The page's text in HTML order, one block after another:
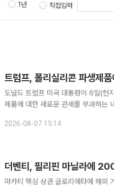
1년 직접입력
도널드 트럼프 미국 대통령이 6일(현
제품에 대한 새로운 관세를 부과하는
퍼, 태양광 전지, 태양광 모듈을 포함
2026-08-07 15:14
더벤티, 필리핀 마닐라에
마카티 핵심 상권 글로리에타에 해외